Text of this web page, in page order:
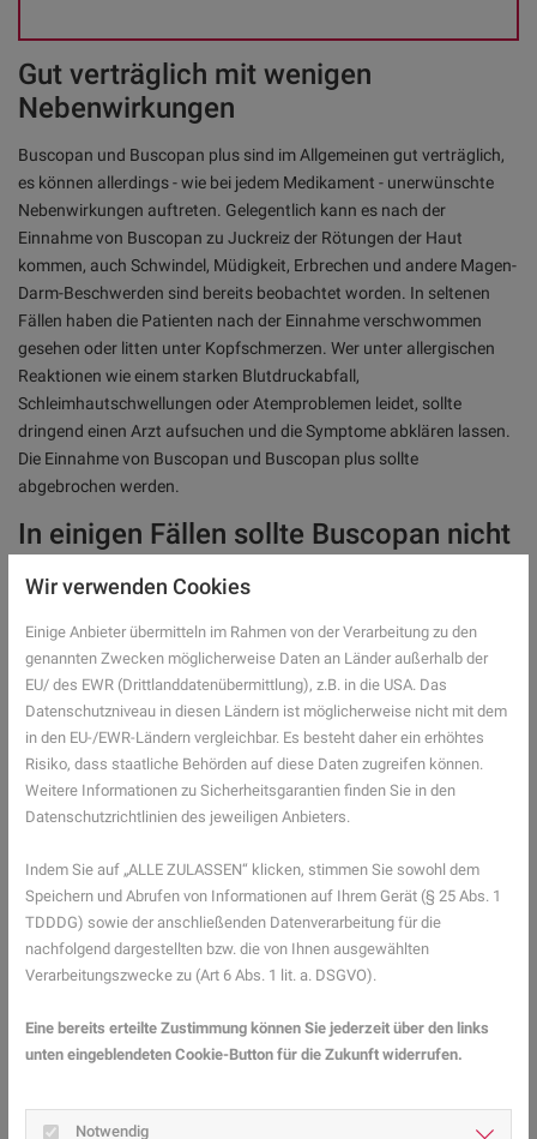
Gut verträglich mit wenigen
Nebenwirkungen
Buscopan und Buscopan plus sind im Allgemeinen gut verträglich,
es können allerdings - wie bei jedem Medikament - unerwünschte
Nebenwirkungen auftreten. Gelegentlich kann es nach der
Einnahme von Buscopan zu Juckreiz der Rötungen der Haut
kommen, auch Schwindel, Müdigkeit, Erbrechen und andere Magen-
Darm-Beschwerden sind bereits beobachtet worden. In seltenen
Fällen haben die Patienten nach der Einnahme verschwommen
gesehen oder litten unter Kopfschmerzen. Wer unter allergischen
Reaktionen wie einem starken Blutdruckabfall,
Schleimhautschwellungen oder Atemproblemen leidet, sollte
dringend einen Arzt aufsuchen und die Symptome abklären lassen.
Die Einnahme von Buscopan und Buscopan plus sollte
abgebrochen werden.
In einigen Fällen sollte Buscopan nicht
deshalb sollte es bei Patienten mit einem Glaukom nicht
angewendet werden. Außerdem sollte Buscopan nicht
eingenommen werden, wenn der Patient an einem grünen Star, an
Muskelschwäche oder einer Aufweitung des Dickdarms, an einem
verengten Verdauungstrackt oder verengten Harnwegen leidet.
Kinder unter 6 Jahren sollten Buscopan oder Buscopan plus
ebenfalls nicht einnehmen. Buscopan verträgt sich nicht mit einigen
werden, wenn gleichzeitig folgendes eingenommen wird:
Antihistaminika, Antidepressiva, brochenerweiternde Medikamente
oder andere Medikamente gegen Asthma. In der Schwangerschaft
oder Stillzeit sollte Buscopan nur in Absprache mit Ärztin oder Arzt
eingenommen werden.
Mehr Gesundheitsinformationen zum Thema
Medikamente/Wirkstoffe finden Sie hier.
Wir verwenden Cookies
Einige Anbieter übermitteln im Rahmen von der Verarbeitung zu den
genannten Zwecken möglicherweise Daten an Länder außerhalb der
EU/ des EWR (Drittlanddatenübermittlung), z.B. in die USA. Das
Datenschutzniveau in diesen Ländern ist möglicherweise nicht mit dem
in den EU-/EWR-Ländern vergleichbar. Es besteht daher ein erhöhtes
Risiko, dass staatliche Behörden auf diese Daten zugreifen können.
Weitere Informationen zu Sicherheitsgarantien finden Sie in den
Datenschutzrichtlinien des jeweiligen Anbieters.
Indem Sie auf „ALLE ZULASSEN“ klicken, stimmen Sie sowohl dem
Speichern und Abrufen von Informationen auf Ihrem Gerät (§ 25 Abs. 1
TDDDG) sowie der anschließenden Datenverarbeitung für die
nachfolgend dargestellten bzw. die von Ihnen ausgewählten
Verarbeitungszwecke zu (Art 6 Abs. 1 lit. a. DSGVO).
Eine bereits erteilte Zustimmung können Sie jederzeit über den links
unten eingeblendeten Cookie-Button für die Zukunft widerrufen.
Notwendig